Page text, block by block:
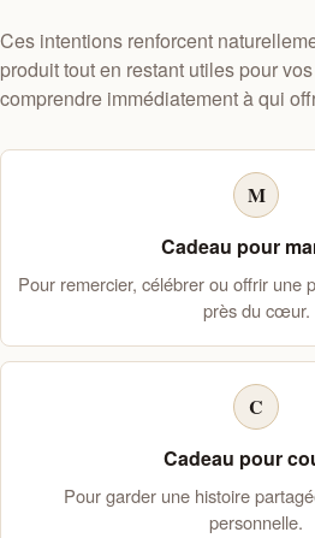
Ces intentions renforcent
produit tout en restant utiles pour
comprendre immédiatement à qui
M
Cadeau pour
Pour remercier, célébrer ou offrir une
près du cœur.
C
Cadeau pour
Pour garder une histoire
personnelle.